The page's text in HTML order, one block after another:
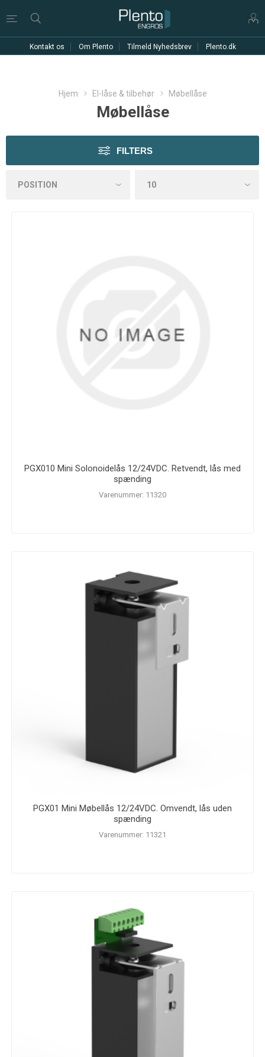
Kontakt os Om Plento Tilmeld Nyhedsbrev Plento.dk
Hjem El-låse & tilbehør Møbellåse
Møbellåse
FILTERS
PGX010 Mini Solonoidelås 12/24VDC. Retvendt, lås med
spænding
Varenummer: 11320
PGX01 Mini Møbellås 12/24VDC. Omvendt, lås uden
spænding
Varenummer: 11321